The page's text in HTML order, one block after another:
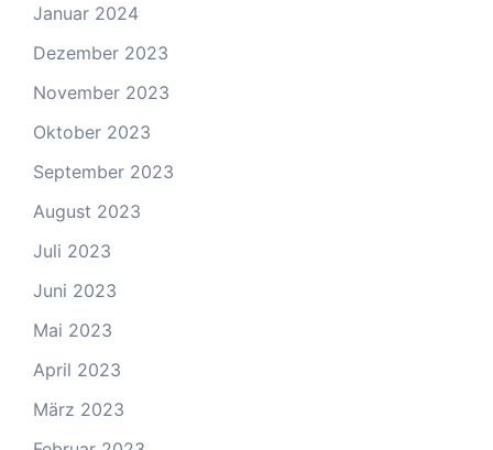
Januar 2024
Dezember 2023
November 2023
Oktober 2023
September 2023
August 2023
Juli 2023
Juni 2023
Mai 2023
April 2023
März 2023